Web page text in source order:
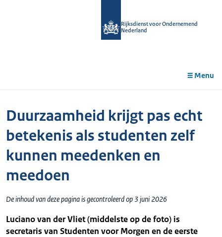
Rijksdienst voor Ondernemend
Nederland
Menu
Duurzaamheid krijgt pas echt
betekenis als studenten zelf
kunnen meedenken en
meedoen
De inhoud van deze pagina is gecontroleerd op 3 juni 2026
Luciano van der Vliet (middelste op de foto) is
secretaris van Studenten voor Morgen en de eerste